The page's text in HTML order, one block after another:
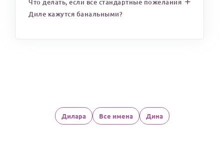
Что делать, если все стандартные пожелания
Диле кажутся банальными?
Дилара Все имена Дина